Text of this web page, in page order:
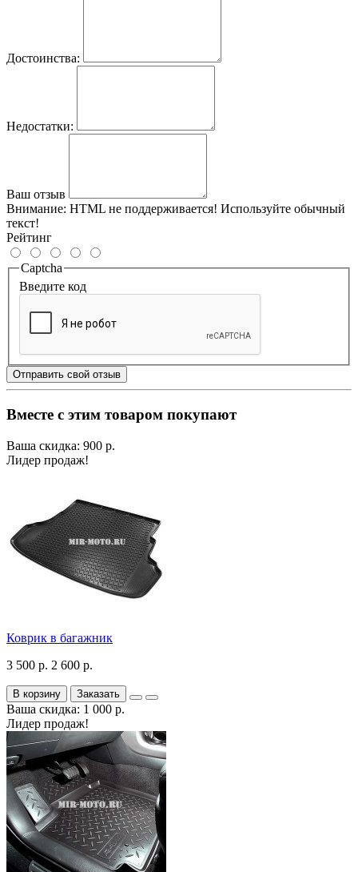
Достоинства:
Недостатки:
Ваш отзыв
Внимание: HTML не поддерживается! Используйте обычный
текст!
Рейтинг
Captcha
Введите код
Отправить свой отзыв
Вместе с этим товаром покупают
Ваша скидка: 900 р.
Лидер продаж!
Коврик в багажник
3 500 р. 2 600 р.
В корзину Заказать
Ваша скидка: 1 000 р.
Лидер продаж!